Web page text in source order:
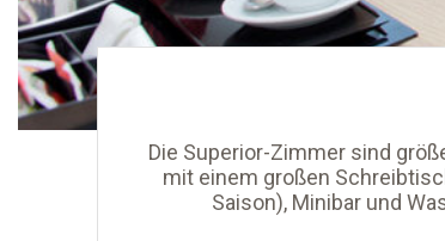
Die Superior-Zimmer sind
mit einem großen
Saison), Minibar und